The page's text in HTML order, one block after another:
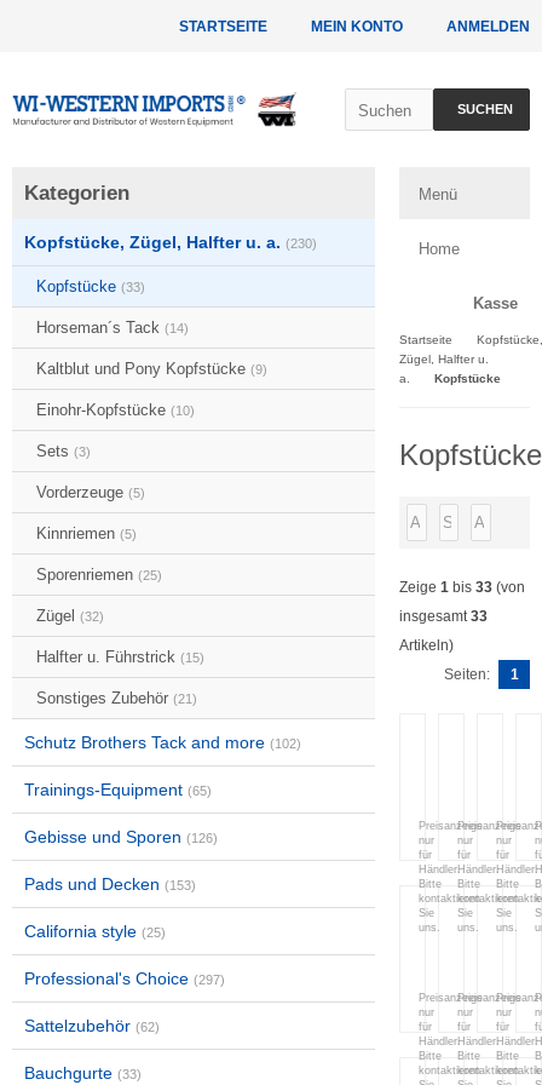
ANMELDEN
MEIN KONTO
STARTSEITE
SUCHEN
Menü
Home
Kasse
Startseite
Kopfstücke,
Zügel, Halfter u.
a.
Kopfstücke
Kopfstücke
Zeige 1 bis 33 (von
insgesamt33
Artikeln)
Seiten:
1
QUICK
CHANGE
Preisanzeige
nur
für
Händler.
Bitte
kontaktieren
Sie
uns.
LEAF
TOOLING
Preisanzeige
nur
für
Händler.
Bitte
kontaktieren
Sie
uns.
-
BLACK
nur
für
Händler.
Bitte
Sie
uns.
-
FREE
TAN
Preisanzeige
nur
für
Händler.
Bitte
kontaktieren
FREE
PURPLE
Preisanzeige
nur
für
Händler.
Bitte
kontaktieren
ROPE
nur
für
Händler.
Bitte
Kategorien
Kopfstücke, Zügel, Halfter u. a. (230)
Kopfstücke (33)
Horseman´s Tack (14)
Kaltblut und Pony Kopfstücke (9)
Einohr-Kopfstücke (10)
Sets (3)
Vorderzeuge (5)
Kinnriemen (5)
Sporenriemen (25)
Zügel (32)
Halfter u. Führstrick (15)
Sonstiges Zubehör (21)
Schutz Brothers Tack and more (102)
Trainings-Equipment (65)
Gebisse und Sporen (126)
Pads und Decken (153)
California style (25)
Professional's Choice (297)
Sattelzubehör (62)
Bauchgurte (33)